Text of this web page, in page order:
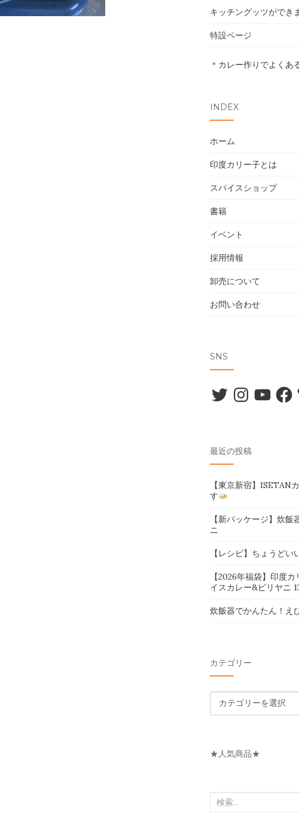
キッチングッツができ
特設ページ
＊ カレー作りでよくあ
INDEX
ホーム
印度カリー子とは
スパイスショップ
書籍
イベント
採用情報
卸売について
お問い合わせ
SNS
TwitterInstagramYouTube
最近の投稿
【東京新宿】ISETAN
す
【新パッケージ】炊
ニ
【レシピ】ちょうどい
【2026年福袋】印度
イスカレー&ビリヤニ
炊飯器でかんたん！え
カテゴリー
テ
リ
★人気商品★
検